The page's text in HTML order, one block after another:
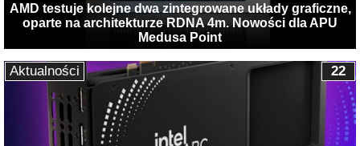
AMD testuje kolejne dwa zintegrowane układy graficzne,
oparte na architekturze RDNA 4m. Nowości dla APU
Medusa Point
22
Aktualności